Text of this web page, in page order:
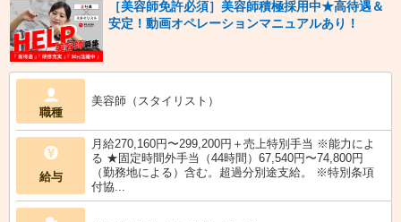
［美容師免許必須］美容師積極採用中★高待遇＆
安定！動画オペレーションマニュアルあり！
職種
美容師（スタイリスト）
給与
月給270,160円〜299,200円＋売上特別手当 ※能力によ
る ★固定時間外手当（44時間）67,540円〜74,800円
（勤務地による）含む。超過分別途支給。 ※特別条項
付協...